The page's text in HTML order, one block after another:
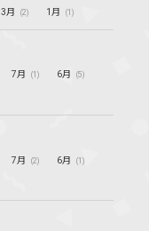
3月 (2) 1月 (1)
7月 (1) 6月 (5)
7月 (2) 6月 (1)